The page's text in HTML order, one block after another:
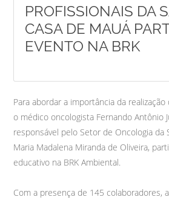
PROFISSIONAIS DA
CASA DE MAUÁ
EVENTO NA BRK
Para abordar a importância da
o médico oncologista Fernando Antônio
responsável pelo Setor de Oncologia da
Maria Madalena Miranda de Oliveira,
educativo na BRK Ambiental.
Com a presença de 145 colaboradores,